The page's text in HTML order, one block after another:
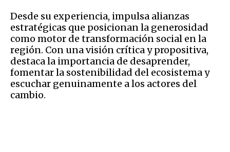
Desde su experiencia, impulsa alianzas
estratégicas que posicionan la generosidad
como motor de transformación social en la
región. Con una visión crítica y propositiva,
destaca la importancia de desaprender,
fomentar la sostenibilidad del ecosistema y
escuchar genuinamente a los actores del
cambio.